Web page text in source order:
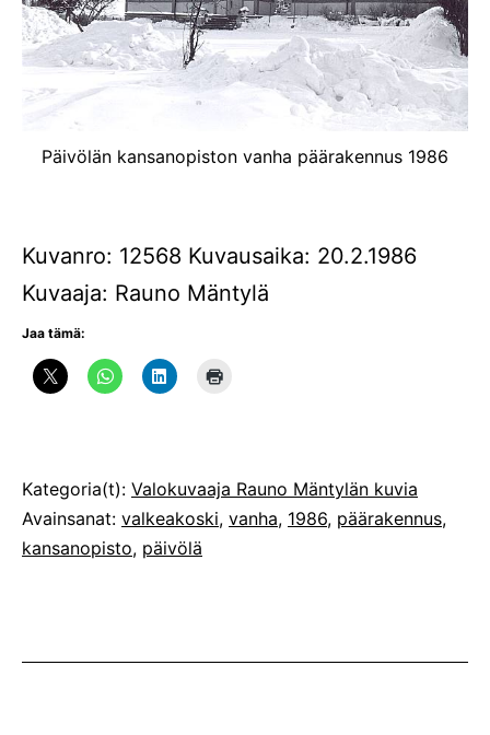
Päivölän kansanopiston vanha päärakennus 1986
Kuvanro: 12568 Kuvausaika: 20.2.1986
Kuvaaja: Rauno Mäntylä
Jaa tämä:
Julkaistu
Kategoria(t): Valokuvaaja Rauno Mäntylän kuvia
Avainsanat: valkeakoski, vanha, 1986, päärakennus,
kansanopisto, päivölä